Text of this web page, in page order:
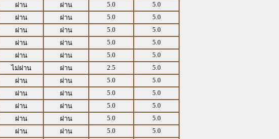
ผ่าน ผ่าน 5.0
5.0
ผ่าน ผ่าน 5.0
5.0
ผ่าน ผ่าน 5.0
5.0
ผ่าน ผ่าน 5.0
5.0
ผ่าน ผ่าน 5.0
5.0
ไม่ผ่าน ผ่าน 2.5
5.0
ผ่าน ผ่าน 5.0
5.0
ผ่าน ผ่าน 5.0
5.0
ผ่าน ผ่าน 5.0
5.0
ผ่าน ผ่าน 5.0
5.0
ผ่าน ผ่าน 5.0
5.0